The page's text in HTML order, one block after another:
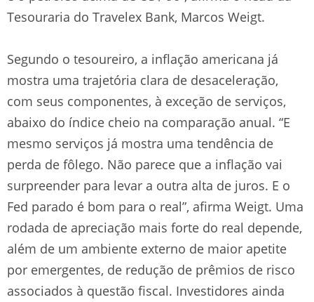
Tesouraria do Travelex Bank, Marcos Weigt.
Segundo o tesoureiro, a inflação americana já
mostra uma trajetória clara de desaceleração,
com seus componentes, à exceção de serviços,
abaixo do índice cheio na comparação anual. “E
mesmo serviços já mostra uma tendência de
perda de fôlego. Não parece que a inflação vai
surpreender para levar a outra alta de juros. E o
Fed parado é bom para o real”, afirma Weigt. Uma
rodada de apreciação mais forte do real depende,
além de um ambiente externo de maior apetite
por emergentes, de redução de prêmios de risco
associados à questão fiscal. Investidores ainda